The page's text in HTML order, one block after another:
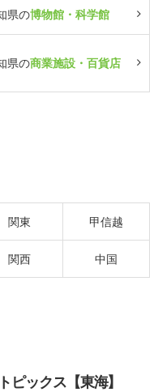
県の博物館・科学館
県の商業施設・百貨店
関東 甲信越
関西 中国
ピックス【東海】